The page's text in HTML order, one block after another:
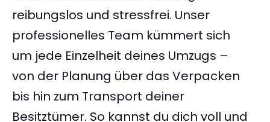
reibungslos und stressfrei. Unser
professionelles Team kümmert sich
um jede Einzelheit deines Umzugs –
von der Planung über das Verpacken
bis hin zum Transport deiner
Besitztümer. So kannst du dich voll und